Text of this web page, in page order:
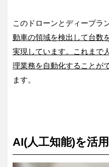
このドローンとディープラ
動車の領域を検出して台数
実現しています。これまで
理業務を自動化することが
ます。
AI(人工知能)を活